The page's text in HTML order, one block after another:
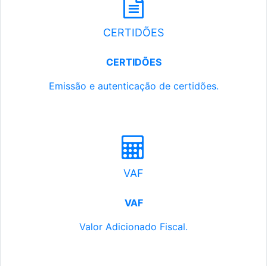
CERTIDÕES
CERTIDÕES
Emissão e autenticação de certidões.
VAF
VAF
Valor Adicionado Fiscal.